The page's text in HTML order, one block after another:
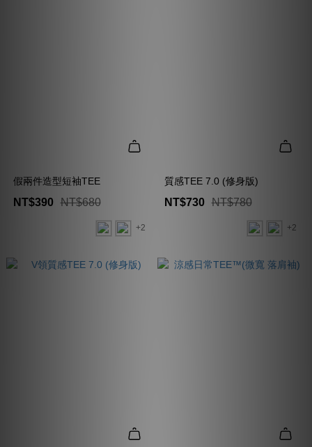
假兩件造型短袖TEE
NT$390 NT$680
+2
質感TEE 7.0 (修身版)
NT$730 NT$780
+2